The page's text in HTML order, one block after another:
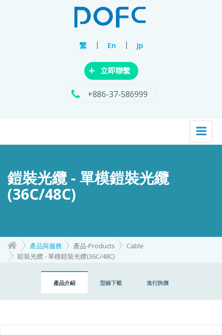
繁 | En | Jp
+ 立即聯繫
+886-37-586999
鎧裝光纜 - 單模鎧裝光纜
(36C/48C)
產品與服務 產品-Products
Cable
鎧裝光纜 - 單模鎧裝光纜(36C/48C)
產品介紹 型錄下載 進行詢價